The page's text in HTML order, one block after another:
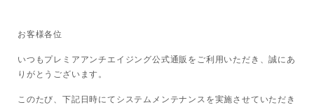
クリーム
ローション
お客様各位
いつもプレミアアンチエイジング公式通販をご利用いただき、誠にあ
りがとうございます。
このたび、下記日時にてシステムメンテナンスを実施させていただき